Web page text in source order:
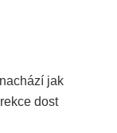
jak
dost